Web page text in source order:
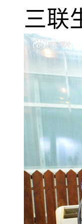
三联